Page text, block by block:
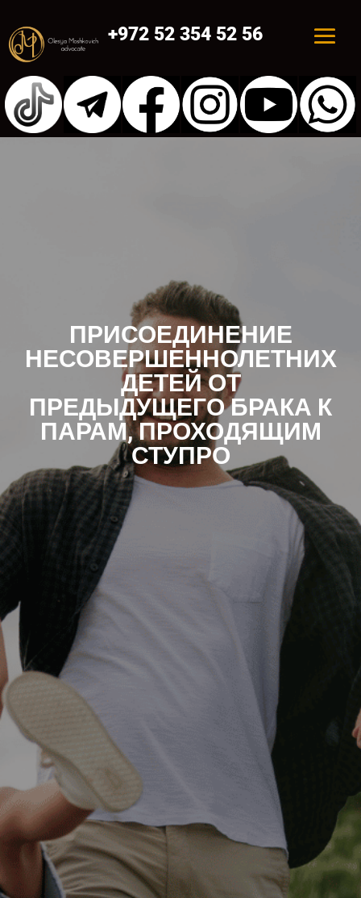
+972 52 354 52 56
ПРИСОЕДИНЕНИЕ
НЕСОВЕРШЕННОЛЕТНИХ
ДЕТЕЙ ОТ
ПРЕДЫДУЩЕГО БРАКА К
ПАРАМ, ПРОХОДЯЩИМ
СТУПРО
ПОЛУЧИТЬ